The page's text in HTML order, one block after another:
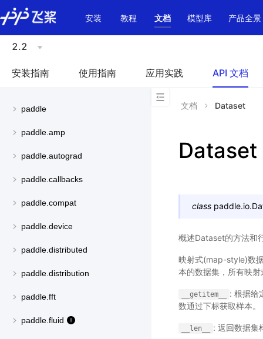
\u200E
安装
教程 文档 模型库 产品全景
2.2
安装指南 使用指南 应用实践 API 文档
paddle
paddle.amp
paddle.autograd
paddle.callbacks
paddle.compat
paddle.device
paddle.distributed
paddle.distribution
paddle.fft
paddle.fluid
文档 Dataset
Dataset
class paddle.io.
概述Dataset的方法和
映射式(map-style)数
本的数据集，所有映
__getitem__
: 根据给
数通过下标获取样本。
__len__ : 返回数据集